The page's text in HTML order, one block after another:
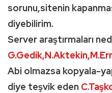
sorunu,sitenin
diyebilirim.
Server araştırmaları
Abi olmazsa kopyala-
diye teşvik eden